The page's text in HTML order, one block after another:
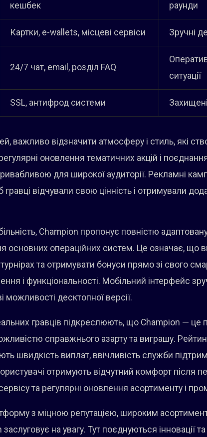
кешбек
раунди
Картки, e-wallets, місцеві сервіси Зручні
24/7 чат, email, розділ FAQ
ситуації
SSL, антифрод системи Захищені
важливо відзначити атмосферу і стиль, які
оновлення тематичних акцій і
для широкої аудиторії. Рекламні
відчували свою цінність і отримували
Champion пропонує повністю
основних операційних систем. Це означає, що
та отримувати бонуси прямо зі свого
і функціональності. Мобільний інтерфейс
можливості десктопної версії.
гравців підкреслюють, що Champion — це
справжнього азарту та виграшу.
швидкість виплат, ввічливість служби
отримують відчутний комфорт після
та регулярні оновлення асортименту і
з міцною репутацією, широким
на увагу. Тут поєднуються інновації